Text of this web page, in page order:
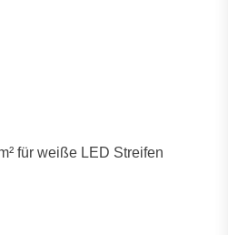
für weiße LED Streifen